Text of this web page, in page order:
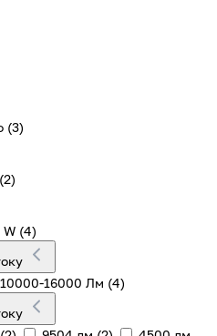
(3)
(2)
W (4)
10000-16000 Лм (4)